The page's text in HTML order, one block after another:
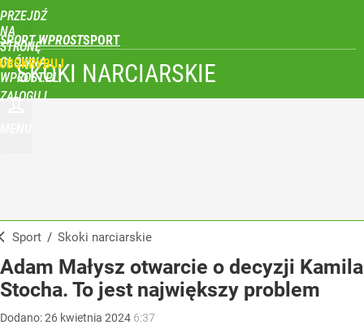
PRZEJDŹ
NA
STRONĘ
GŁÓWNĄ
WPROST.PL
SPORT WPROST
ZALOGUJ
SKOKI NARCIARSKIE
Sport / Skoki narciarskie
Adam Małysz otwarcie o decyzji Kamila
Stocha. To jest największy problem
Dodano:26 kwietnia 2024 6:37